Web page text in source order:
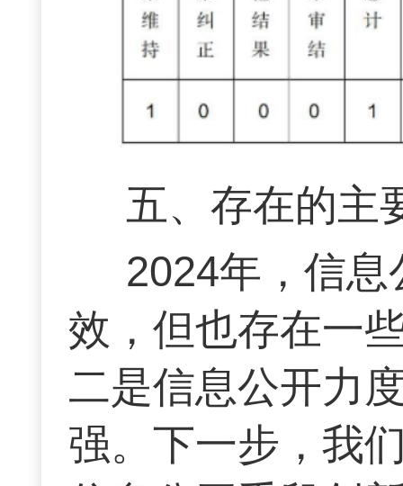
五、存在的主
2024年，信
效，但也存在一
二是信息公开力
强。下一步，我